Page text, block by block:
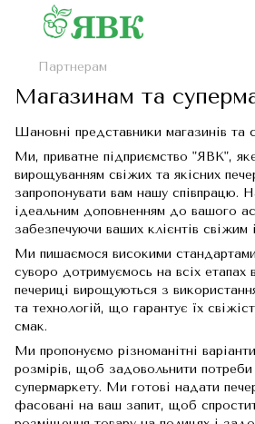
Партнерам
Магазинам та
Шановні представники магазинів та
Ми, приватне підприємство "ЯВК",
вирощуванням свіжих та якісних
запропонувати вам нашу співпрацю.
ідеальним доповненням до вашого
забезпечуючи ваших клієнтів
Ми пишаємося високими
суворо дотримуємось на всіх етапах
печериці вирощуються з
та технологій, що гарантує їх
смак.
Ми пропонуємо різноманітні
розмірів, щоб задовольнити
супермаркету. Ми готові надати
фасовані на ваш запит, щоб